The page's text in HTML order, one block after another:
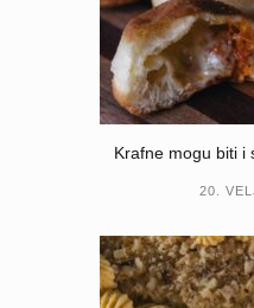
Krafne mogu biti i
20.